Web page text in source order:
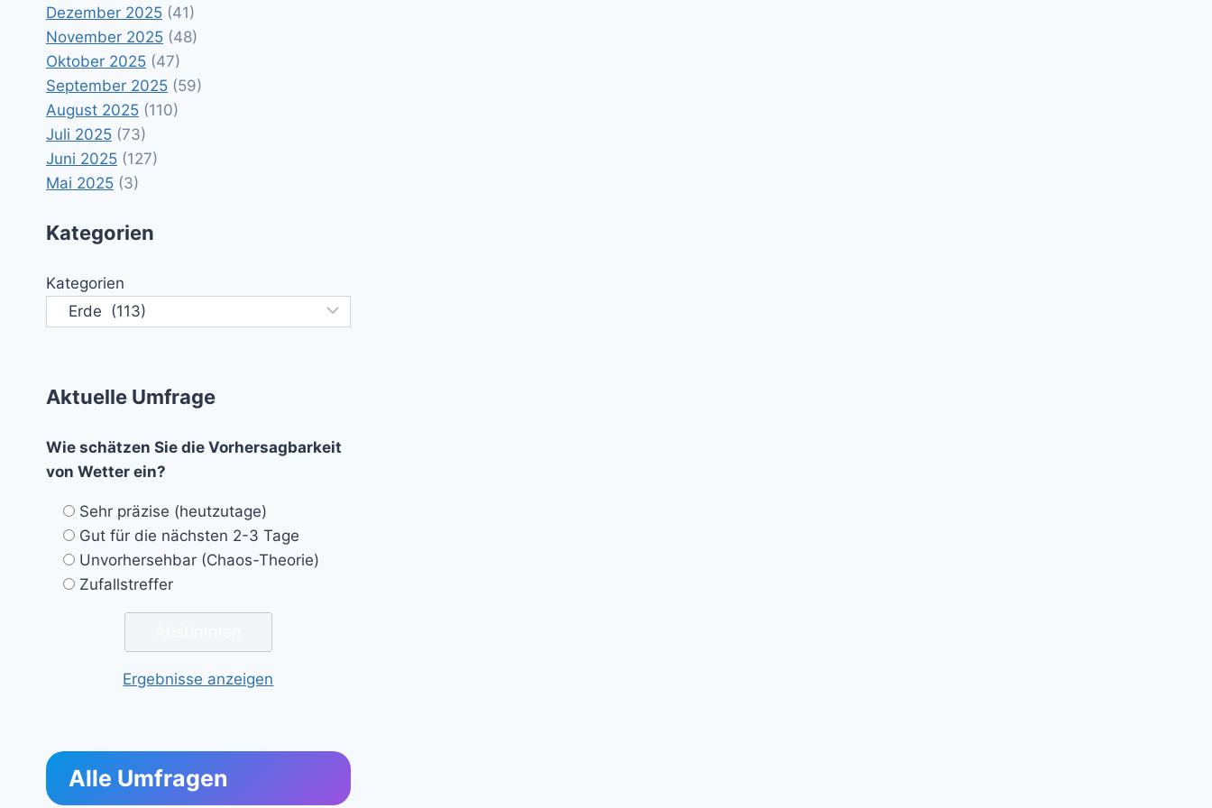
Dezember 2025 (41)
November 2025 (48)
Oktober 2025 (47)
September 2025 (59)
August 2025 (110)
Juli 2025 (73)
Juni 2025 (127)
Mai 2025 (3)
Kategorien
Kategorien
Aktuelle Umfrage
Wie schätzen Sie die Vorhersagbarkeit
von Wetter ein?
Sehr präzise (heutzutage)
Gut für die nächsten 2-3 Tage
Unvorhersehbar (Chaos-Theorie)
Zufallstreffer
Ergebnisse anzeigen
Alle Umfragen